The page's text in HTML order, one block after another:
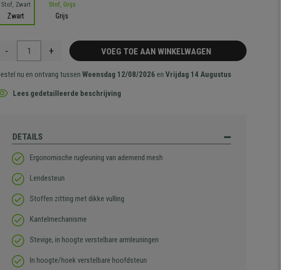
Zwart Grijs
- + VOEG TOE AAN WINKELWAGEN
nu en ontvang tussenWoensdag 12/08/2026 enVrijdag 14 Augustus
Lees gedetailleerde beschrijving
DETAILS
Ergonomische rugleuning van ademend mesh
Lendesteun
Stoffen zitting met dikke vulling
Kantelmechanisme
Stevige, in hoogte verstelbare armleuningen
In hoogte/hoek verstelbare hoofdsteun